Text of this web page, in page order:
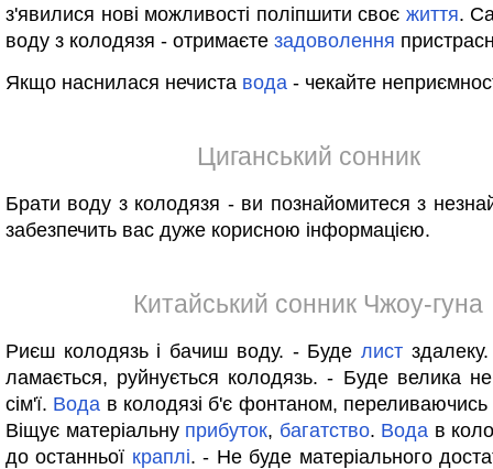
з'явилися нові можливості поліпшити своє життя.
воду з колодязя - отримаєте задоволення
Якщо наснилася нечиста вода - чекайте
Циганський сонник
Брати воду з колодязя - ви познайомитеся з
забезпечить вас дуже корисною інформацією.
Китайський сонник Чжоу-гуна
Риєш колодязь і бачиш воду. - Буделист
ламається, руйнується колодязь. - Буде велика
сім'ї. Вода в колодязі б'є фонтаном,
Віщує матеріальну прибуток, багатство. Вода в
до останньої краплі. - Не буде матеріального